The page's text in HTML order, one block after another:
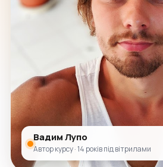
Вадим Лупо
Автор курсу · 14 років під вітрилами